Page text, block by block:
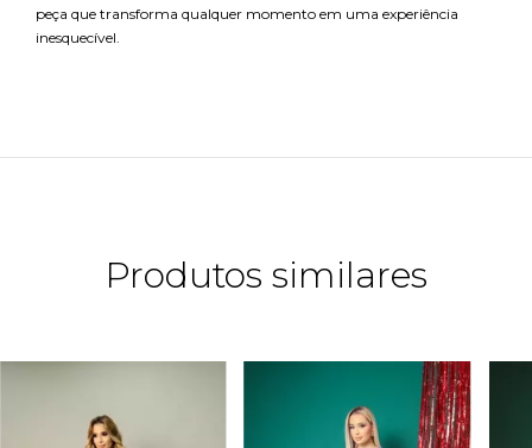
peça que transforma qualquer momento em uma experiência
inesquecível.
Produtos similares